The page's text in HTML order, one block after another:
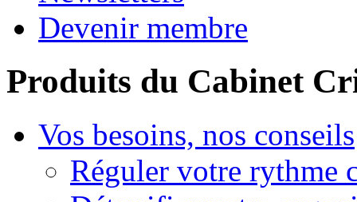
Devenir membre
Produits du Cabinet
Vos besoins, nos conseils
Réguler votre rythme